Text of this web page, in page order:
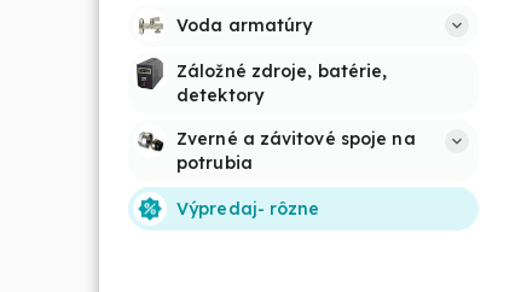
Voda armatúry
Záložné zdroje, batérie,
detektory
Zverné a závitové spoje na
potrubia
Výpredaj- rôzne